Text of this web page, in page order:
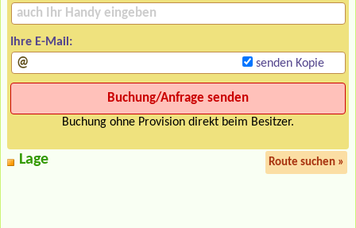
Ihre E-Mail:
senden Kopie
Buchung ohne Provision direkt beim Besitzer.
Lage Route suchen »